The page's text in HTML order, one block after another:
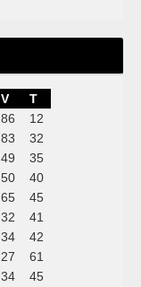
V
T
86
12
83
32
49
35
50
40
65
45
32
41
34
42
27
61
34
45